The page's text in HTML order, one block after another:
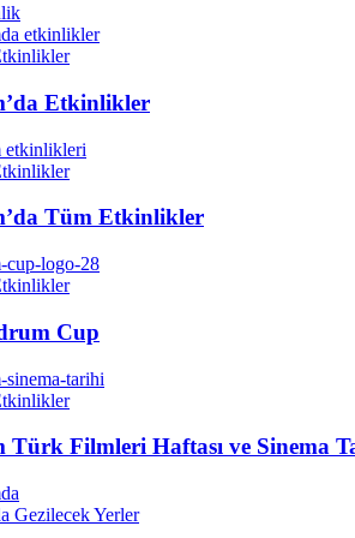
Etkinlikler
Tüm Etkinlikler
Cup
Türk Filmleri Haftası ve Sinema
Gezilecek Yerler